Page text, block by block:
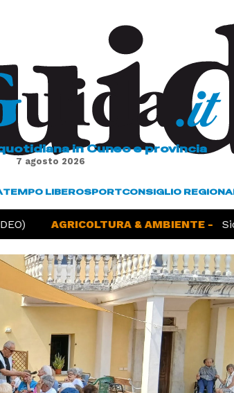
in Cuneo e provincia
7 agosto 2026
TEMPO LIBEROSPORTCONSIGLIO
AGRICOLTURA & AMBIENTE -